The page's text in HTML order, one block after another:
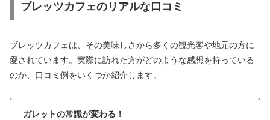
ブレッツカフェのリアルな口コミ
ブレッツカフェは、その美味しさから多くの観光客や地元の方に
愛されています。実際に訪れた方がどのような感想を持っている
のか、口コミ例をいくつか紹介します。
ガレットの常識が変わる！